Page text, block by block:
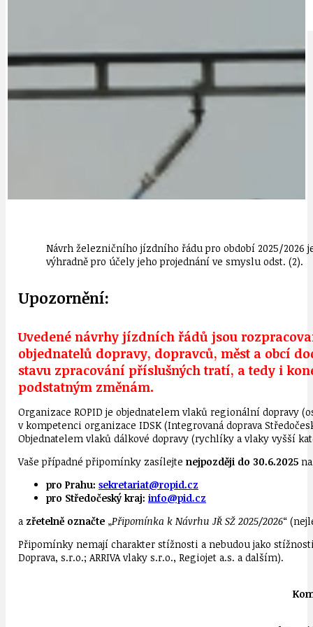
Návrh železničního jízdního řádu pro období 2025/2026
výhradně pro účely jeho projednání ve smyslu odst. (2).
Upozornění:
Uvedené návrhy jízdních řádů jsou
objednatelů dopravy, dopravců, měst a obcí
stavu zpracování příslušných tratí, a tedy i
podstatným změnám.
Organizace ROPID je objednatelem vlaků regionální dopravy
v kompetenci organizace IDSK (Integrovaná doprava
Objednatelem vlaků dálkové dopravy (rychlíky a vlaky vyšší
Vaše případné připomínky zasílejte nejpozději do 30.6.2025
pro Prahu: sekretariat@ropid.cz
pro Středočeský kraj: info@pid.cz
a zřetelně označte „Připomínka k Návrhu JŘ SŽ 2025/2026“
Připomínky nemají charakter stížnosti a nebudou jako
Doprava, s.r.o.; ARRIVA vlaky s.r.o., Regiojet a.s. a dalším).